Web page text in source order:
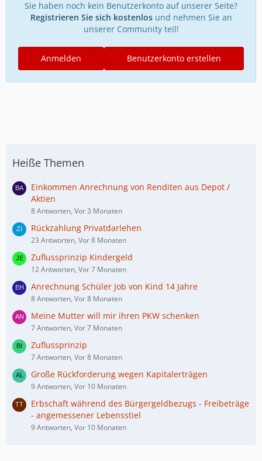
Sie haben noch kein Benutzerkonto auf unserer Seite?
Registrieren Sie sich kostenlosund nehmen Sie an
unserer Community teil!
Benutzerkonto erstellen
Anmelden
Heiße Themen
Einkommen Anrechnung von Renditen aus Depot /
Aktien
8 Antworten, Vor 3 Monaten
Rückzahlung Privatdarlehen
23 Antworten, Vor 8 Monaten
Zuflussprinzip Kindergeld
12 Antworten, Vor 7 Monaten
Anrechnung Schüler Job von Kind 14 Jahre
8 Antworten, Vor 8 Monaten
Meine Mutter will mir ihren PKW schenken
7 Antworten, Vor 7 Monaten
Zuflussprinzip
7 Antworten, Vor 8 Monaten
Große Rückforderung wegen Kapitalerträgen
9 Antworten, Vor 10 Monaten
Erbschaft während des Bürgergeldbezugs - Freibeträge
- angemessener Lebensstiel
9 Antworten, Vor 10 Monaten